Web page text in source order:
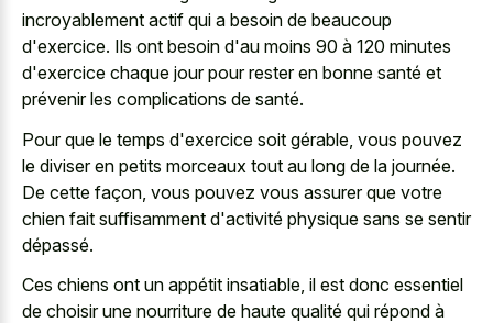
incroyablement actif qui a besoin de beaucoup
d'exercice. Ils ont besoin d'au moins 90 à 120 minutes
d'exercice chaque jour pour rester en bonne santé et
prévenir les complications de santé.
Pour que le temps d'exercice soit gérable, vous pouvez
le diviser en petits morceaux tout au long de la journée.
De cette façon, vous pouvez vous assurer que votre
chien fait suffisamment d'activité physique sans se sentir
dépassé.
Ces chiens ont un appétit insatiable, il est donc essentiel
de choisir une nourriture de haute qualité qui répond à